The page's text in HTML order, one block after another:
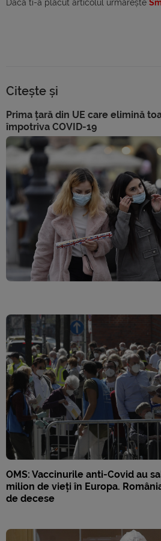
Dacă ti-a plăcut articolul urmărește
Citește și
Prima țară din UE care elimină
împotriva COVID-19
OMS: Vaccinurile anti-Covid au
milion de vieți în Europa.
de decese